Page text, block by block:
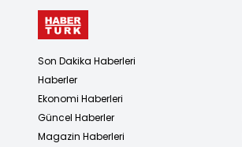
Son Dakika Haberleri
Haberler
Ekonomi Haberleri
Güncel Haberler
Magazin Haberleri